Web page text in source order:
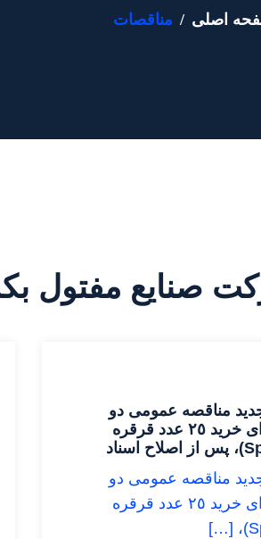
اصلی مناقصات
صنایع مفتول
مناقصه عمومى دو
مرحله اى خريد ٢٥ عدد قرقره
مناقصه عمومى دو
مرحله اى خريد ٢٥ عدد قرقره